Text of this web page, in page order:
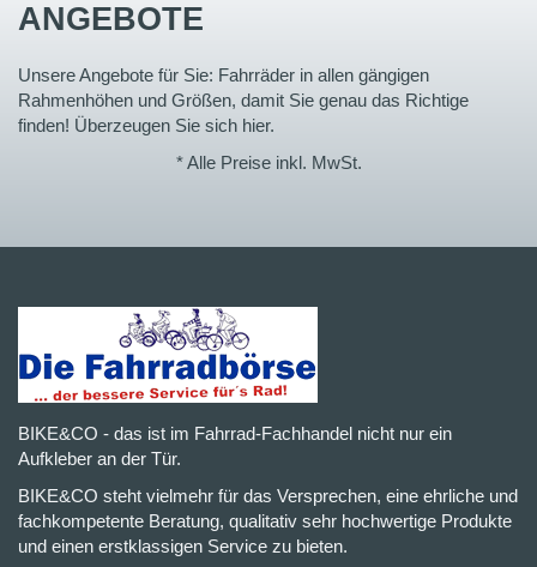
ANGEBOTE
Unsere Angebote für Sie: Fahrräder in allen gängigen
Rahmenhöhen und Größen, damit Sie genau das Richtige
finden! Überzeugen Sie sich hier.
* Alle Preise inkl. MwSt.
BIKE&CO - das ist im Fahrrad-Fachhandel nicht nur ein
Aufkleber an der Tür.
BIKE&CO steht vielmehr für das Versprechen, eine ehrliche und
fachkompetente Beratung, qualitativ sehr hochwertige Produkte
und einen erstklassigen Service zu bieten.